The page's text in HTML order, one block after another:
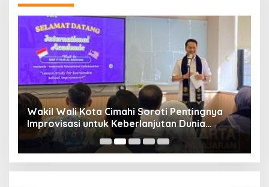
Wakil Wali Kota Cimahi Soroti Pentingnya
Improvisasi untuk Keberlanjutan Dunia
Pendidikan